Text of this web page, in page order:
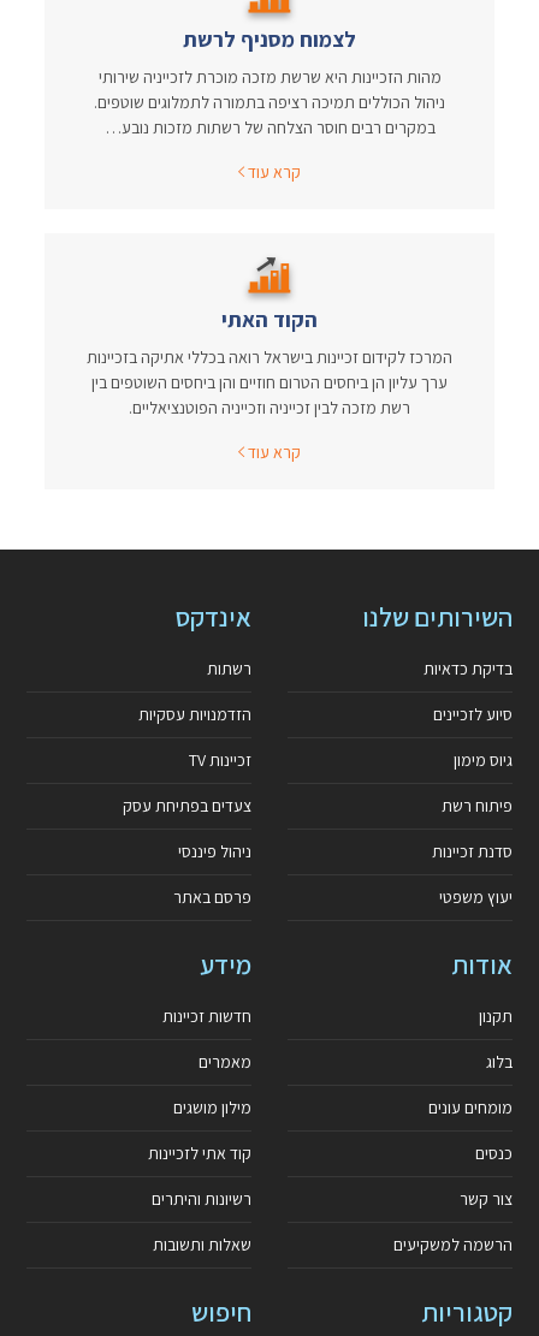
לצמוח מסניף לרשת
מהות הזכיינות היא שרשת מזכה מוכרת לזכייניה שירותי
ניהול הכוללים תמיכה רציפה בתמורה לתמלוגים שוטפים.
במקרים רבים חוסר הצלחה של רשתות מזכות נובע…
קרא עוד
הקוד האתי
המרכז לקידום זכיינות בישראל רואה בכללי אתיקה בזכיינות
ערך עליון הן ביחסים הטרום חוזיים והן ביחסים השוטפים בין
רשת מזכה לבין זכייניה וזכייניה הפוטנציאליים.
קרא עוד
השירותים שלנו
בדיקת כדאיות
סיוע לזכיינים
גיוס מימון
פיתוח רשת
סדנת זכיינות
יעוץ משפטי
אינדקס
רשתות
הזדמנויות עסקיות
זכיינות TV
צעדים בפתיחת עסק
ניהול פיננסי
פרסם באתר
אודות
תקנון
בלוג
מומחים עונים
כנסים
צור קשר
הרשמה למשקיעים
מידע
חדשות זכיינות
מאמרים
מילון מושגים
קוד אתי לזכיינות
רשיונות והיתרים
שאלות ותשובות
קטגוריות חיפוש